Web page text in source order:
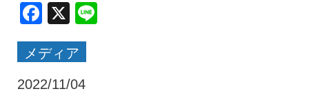
ファンクラブ
Facebook
X
メディア
2022/11/04